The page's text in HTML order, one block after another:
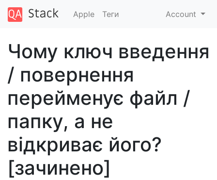
Apple Теги Account
Чому ключ введення
/ повернення
перейменує файл /
папку, а не
відкриває його?
[зачинено]